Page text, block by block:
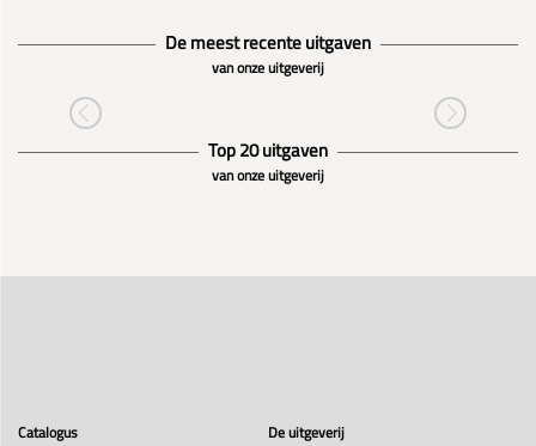
De meest recente uitgaven
van onze uitgeverij
Top 20 uitgaven
van onze uitgeverij
Catalogus
De uitgeverij